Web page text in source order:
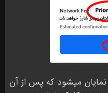
نمایان میشود که پس از آن